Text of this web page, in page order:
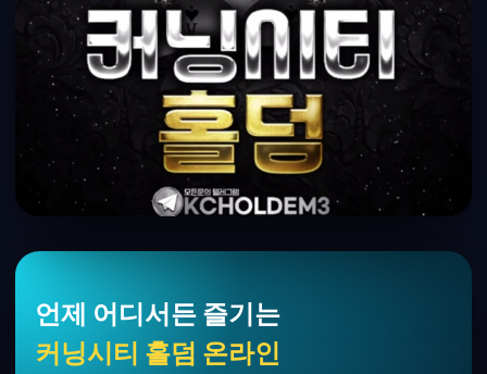
언제 어디서든 즐기는
커닝시티 홀덤 온라인